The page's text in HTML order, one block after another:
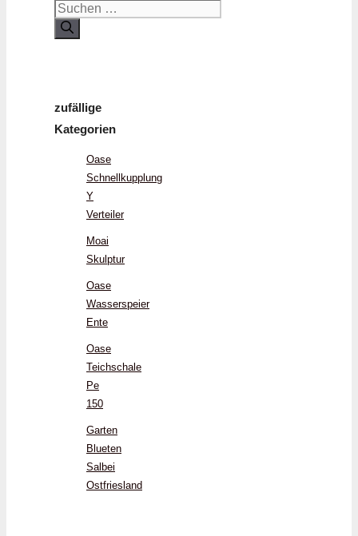
Suchen
nach:
zufällige
Kategorien
Oase
Schnellkupplung
Y
Verteiler
Moai
Skulptur
Oase
Wasserspeier
Ente
Oase
Teichschale
Pe
150
Garten
Blueten
Salbei
Ostfriesland